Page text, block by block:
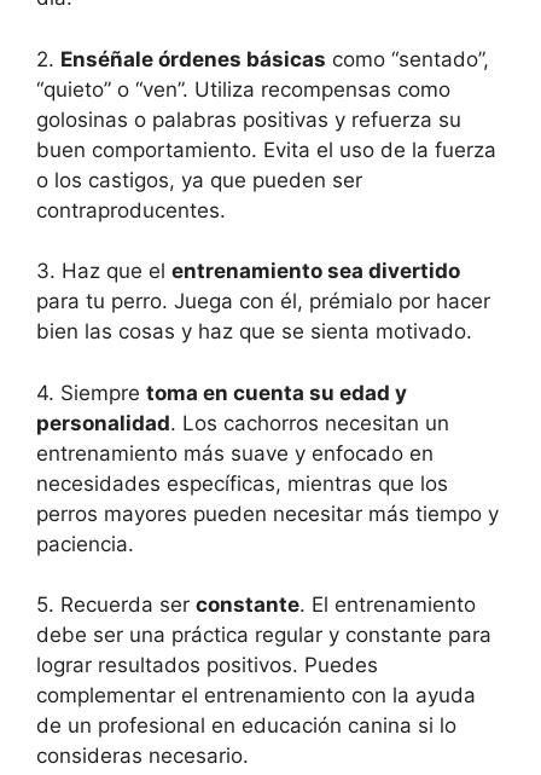
2. Enséñale órdenes básicas como “sentado”,
“quieto” o “ven”. Utiliza recompensas como
golosinas o palabras positivas y refuerza su
buen comportamiento. Evita el uso de la fuerza
o los castigos, ya que pueden ser
contraproducentes.
3. Haz que el entrenamiento sea divertido
para tu perro. Juega con él, prémialo por hacer
bien las cosas y haz que se sienta motivado.
4. Siempre toma en cuenta su edad y
personalidad. Los cachorros necesitan un
entrenamiento más suave y enfocado en
necesidades específicas, mientras que los
perros mayores pueden necesitar más tiempo y
paciencia.
5. Recuerda ser constante. El entrenamiento
debe ser una práctica regular y constante para
lograr resultados positivos. Puedes
complementar el entrenamiento con la ayuda
de un profesional en educación canina si lo
consideras necesario.